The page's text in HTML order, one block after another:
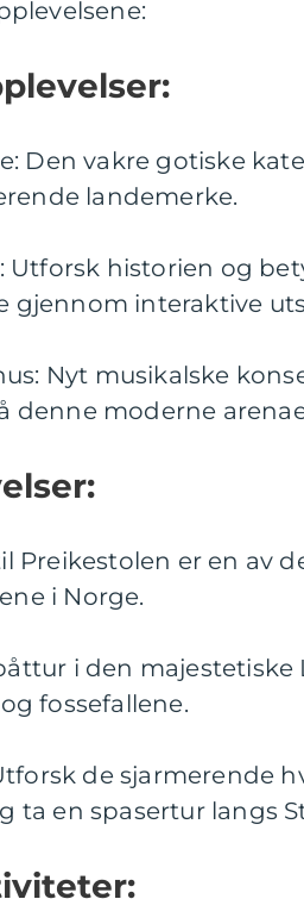
Den vakre gotiske
landemerke.
Utforsk historien og
gjennom interaktive
Nyt musikalske
denne moderne
Preikestolen er en av
i Norge.
i den
fossefallene.
de sjarmerende
ta en spasertur langs